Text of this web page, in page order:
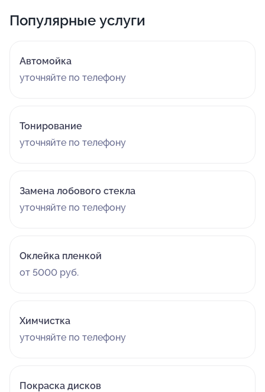
Популярные услуги
Автомойка
уточняйте по телефону
Тонирование
уточняйте по телефону
Замена лобового стекла
уточняйте по телефону
Оклейка пленкой
от 5000 руб.
Химчистка
уточняйте по телефону
Покраска дисков